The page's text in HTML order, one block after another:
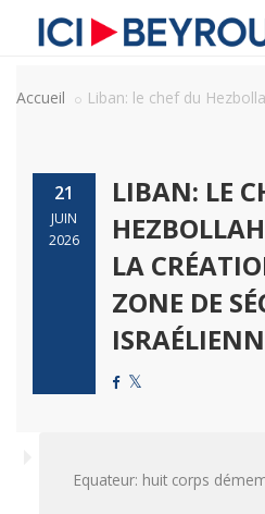
Accueil Liban: le chef du
21
JUIN
2026
LIBAN: LE
LA
ZONE DE
Equateur: huit corps